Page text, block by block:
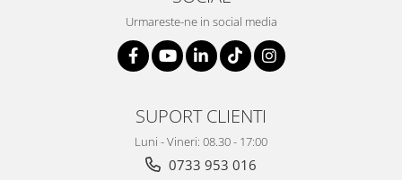
Cartuse, tonere, consumabile PC
Standuri PC si suporturi
Urmareste-ne in social media
SUPORT CLIENTI
Luni - Vineri: 08.30 - 17:00
0733 953 016